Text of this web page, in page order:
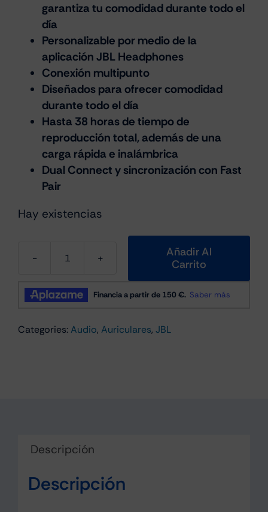
garantiza tu comodidad durante todo el
día
Personalizable por medio de la
aplicación JBL Headphones
Conexión multipunto
Diseñados para ofrecer comodidad
durante todo el día
Hasta 38 horas de tiempo de
reproducción total, además de una
carga rápida e inalámbrica
Dual Connect y sincronización con Fast
Pair
Hay existencias
Jbl
Pro
Bluetooth
Añadir Al
Carrito
Categories:Audio, Auriculares, JBL
Descripción
Descripción